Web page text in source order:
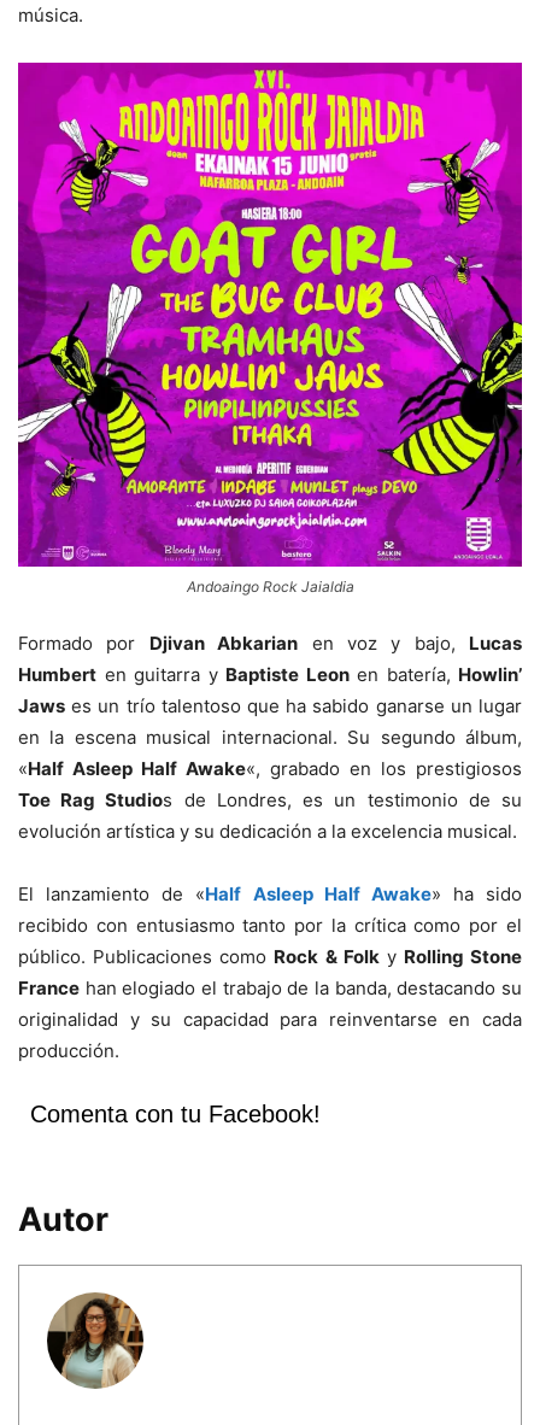
música.
Andoaingo Rock Jaialdia
Formado por Djivan Abkarian en voz y bajo, Lucas
Humbert en guitarra y Baptiste Leonen batería, Howlin’
Jaws es un trío talentoso que ha sabido ganarse un lugar
en la escena musical internacional. Su segundo álbum,
«Half Asleep Half Awake«, grabado en los prestigiosos
Toe Rag Studios de Londres, es un testimonio de su
evolución artística y su dedicación a la excelencia musical.
El lanzamiento de «Half Asleep Half Awake» ha sido
recibido con entusiasmo tanto por la crítica como por el
público. Publicaciones como Rock & Folk y Rolling Stone
France han elogiado el trabajo de la banda, destacando su
originalidad y su capacidad para reinventarse en cada
producción.
Comenta con tu Facebook!
Autor